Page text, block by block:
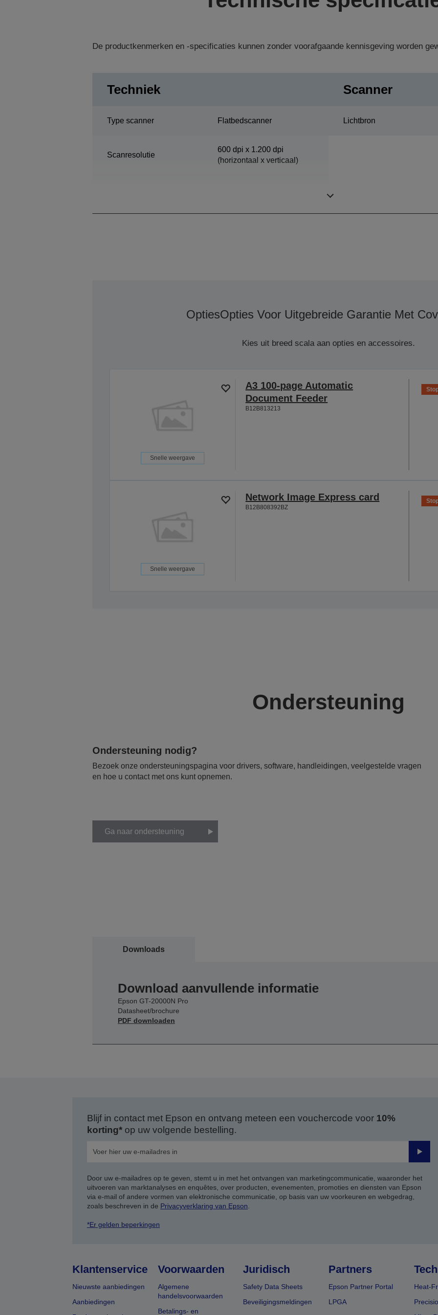
De productkenmerken en -specificaties kunnen zonder voorafgaande kennisgeving worden
Techniek
Type scanner Flatbedscanner
Scanresolutie
600 dpi x 1.200 dpi
(horizontaal x verticaal)
Scanner
Lichtbron
OptiesOpties Voor Uitgebreide Garantie Met
Kies uit breed scala aan opties en accessoires.
Snelle weergave
A3 100-page Automatic
Document Feeder
B12B813213
Snelle weergave
Network Image Express card
B12B808392BZ
Ondersteuning
Ondersteuning nodig?
Bezoek onze ondersteuningspagina voor drivers, software, handleidingen, veelgestelde vragen
en hoe u contact met ons kunt opnemen.
Ga naar ondersteuning
Downloads
Download aanvullende informatie
Epson GT-20000N Pro
Datasheet/brochure
PDF downloaden
Blijf in contact met Epson en ontvang meteen een vouchercode voor 10%
korting*op uw volgende bestelling.
Door uw e-mailadres op te geven, stemt u in met het ontvangen van marketingcommunicatie, waaronder het
uitvoeren van marktanalyses en enquêtes, over producten, evenementen, promoties en diensten van Epson
via e-mail of andere vormen van elektronische communicatie, op basis van uw voorkeuren en webgedrag,
zoals beschreven in de Privacyverklaring van Epson
*Er gelden beperkingen
Klantenservice
Nieuwste aanbiedingen
Aanbiedingen
Voorwaarden
Algemene
handelsvoorwaarden
Betalings- en
Juridisch
Safety Data Sheets
Beveiligingsmeldingen
Partners
Epson Partner Portal
LPGA
Heat-